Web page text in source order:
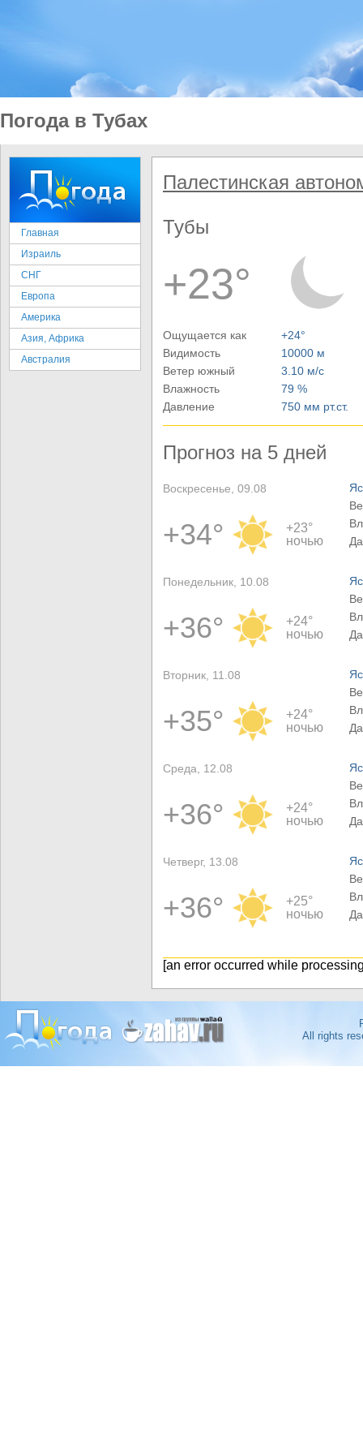
Погода в Тубах
Главная
Израиль
СНГ
Европа
Америка
Азия, Африка
Австралия
Палестинская
Тубы
+23°
Ощущается как
+24°
Видимость
10000 м
Ветер южный
3.10 м/с
Влажность
79 %
Давление
750 мм рт.ст.
Прогноз на 5 дней
Воскресенье, 09.08
+34°
+23°
ночью
Понедельник, 10.08
+36°
+24°
ночью
Вторник, 11.08
+35°
+24°
ночью
Среда, 12.08
+36°
+24°
ночью
Четверг, 13.08
+36°
+25°
ночью
[an error occurred while
All rights